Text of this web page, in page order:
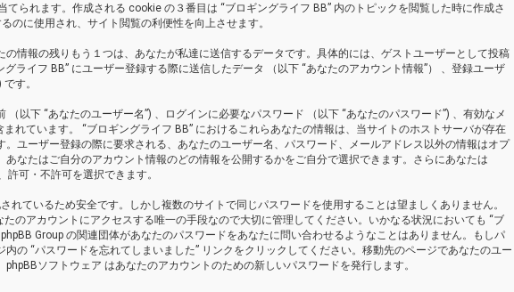
られます。作成される cookie の３番目は “ブロギングライフ BB” 内のトピックを閲覧した時に作成さ
のに使用され、サイト閲覧の利便性を向上させます。
情報の残りもう１つは、あなたが私達に送信するデータです。具体的には、ゲストユーザーとして投稿
ライフ BB” にユーザー登録する際に送信したデータ （以下 “あなたのアカウント情報”） 、登録ユーザ
す。
以下 “あなたのユーザー名”) 、ログインに必要なパスワード （以下 “あなたのパスワード”) 、有効なメ
れています。 “ブロギングライフ BB” におけるこれらあなたの情報は、当サイトのホストサーバが存在
ユーザー登録の際に要求される、あなたのユーザー名、パスワード、メールアドレス以外の情報はオプ
なたはご自分のアカウント情報のどの情報を公開するかをご自分で選択できます。さらにあなたは
可・不許可を選択できます。
れているため安全です。しかし複数のサイトで同じパスワードを使用することは望ましくありません。
のアカウントにアクセスする唯一の手段なので大切に管理してください。いかなる状況においても “ブ
Group の関連団体があなたのパスワードをあなたに問い合わせるようなことはありません。もしパ
の “パスワードを忘れてしまいました” リンクをクリックしてください。移動先のページであなたのユー
ソフトウェア はあなたのアカウントのための新しいパスワードを発行します。